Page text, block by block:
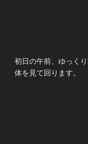
初日の午前、ゆっく
体を見て回ります。